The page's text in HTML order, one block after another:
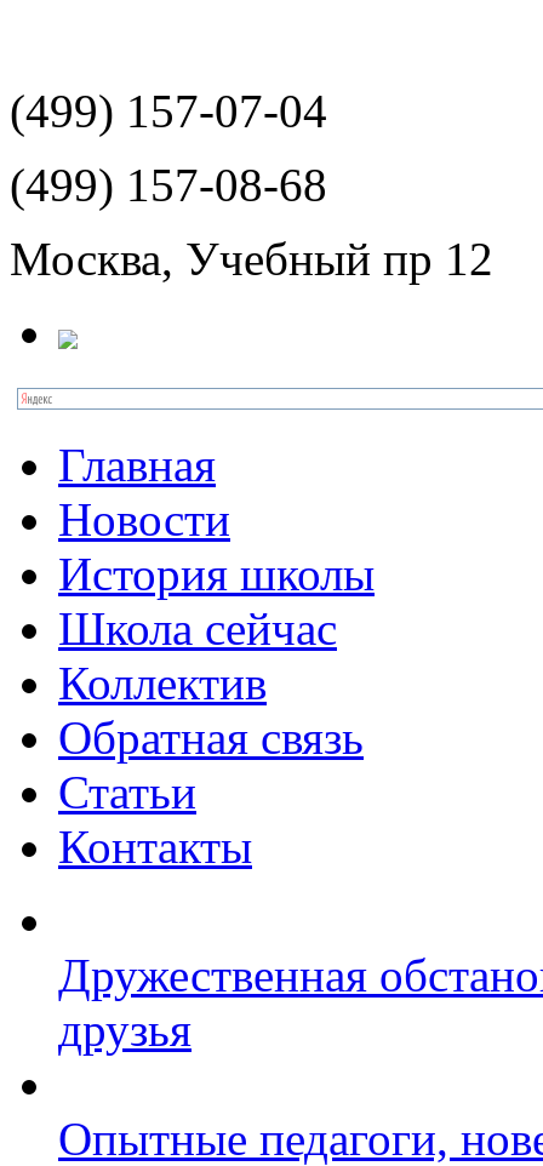
(499) 157-07-04
(499) 157-08-68
Москва, Учебный пр 12
Главная
Новости
История школы
Школа сейчас
Коллектив
Обратная связь
Статьи
Контакты
Дружественная
друзья
Опытные педагоги,